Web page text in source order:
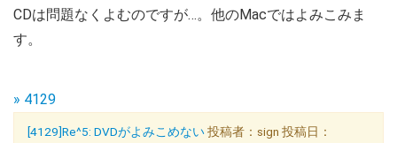
CDは問題なくよむのですが…。他のMacではよみこみま
す。
» 4129
[4129]Re^5: DVDがよみこめない投稿者：sign 投稿日：